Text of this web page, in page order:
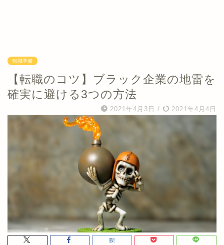
転職準備
【転職のコツ】ブラック企業の地雷を
確実に避ける3つの方法
2021年4月3日 / 2021年4月4日